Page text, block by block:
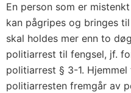
En person som er
kan pågripes og bringes
skal holdes mer enn to
politiarrest til fengsel, jf.
politiarrest § 3-1.
politiarresten fremgår av